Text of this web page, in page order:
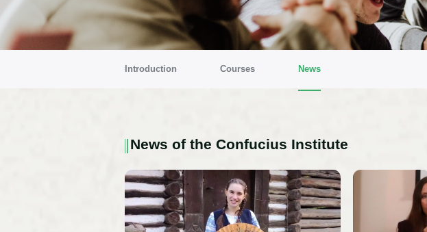
Introduction Courses News
News of the Confucius Institute